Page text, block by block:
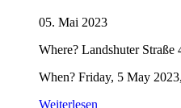
05. Mai 2023
Where? Landshuter
When? Friday, 5 May
Weiterlesen